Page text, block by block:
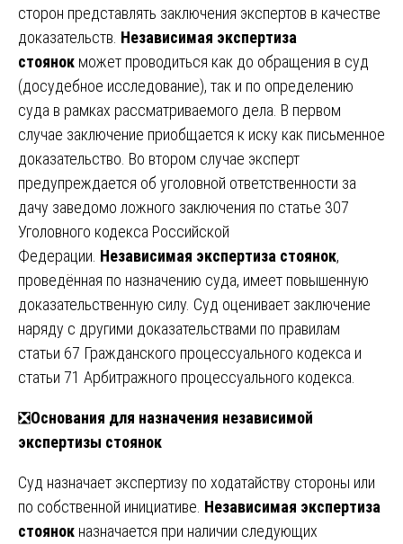
сторон представлять заключения экспертов в качестве
доказательств. Независимая экспертиза
стоянок может проводиться как до обращения в суд
(досудебное исследование), так и по определению
суда в рамках рассматриваемого дела. В первом
случае заключение приобщается к иску как письменное
доказательство. Во втором случае эксперт
предупреждается об уголовной ответственности за
дачу заведомо ложного заключения по статье 307
Уголовного кодекса Российской
Федерации. Независимая экспертиза стоянок,
проведённая по назначению суда, имеет повышенную
доказательственную силу. Суд оценивает заключение
наряду с другими доказательствами по правилам
статьи 67 Гражданского процессуального кодекса и
статьи 71 Арбитражного процессуального кодекса.
❎Основания для назначения независимой
экспертизы стоянок
Суд назначает экспертизу по ходатайству стороны или
по собственной инициативе. Независимая экспертиза
стоянок назначается при наличии следующих